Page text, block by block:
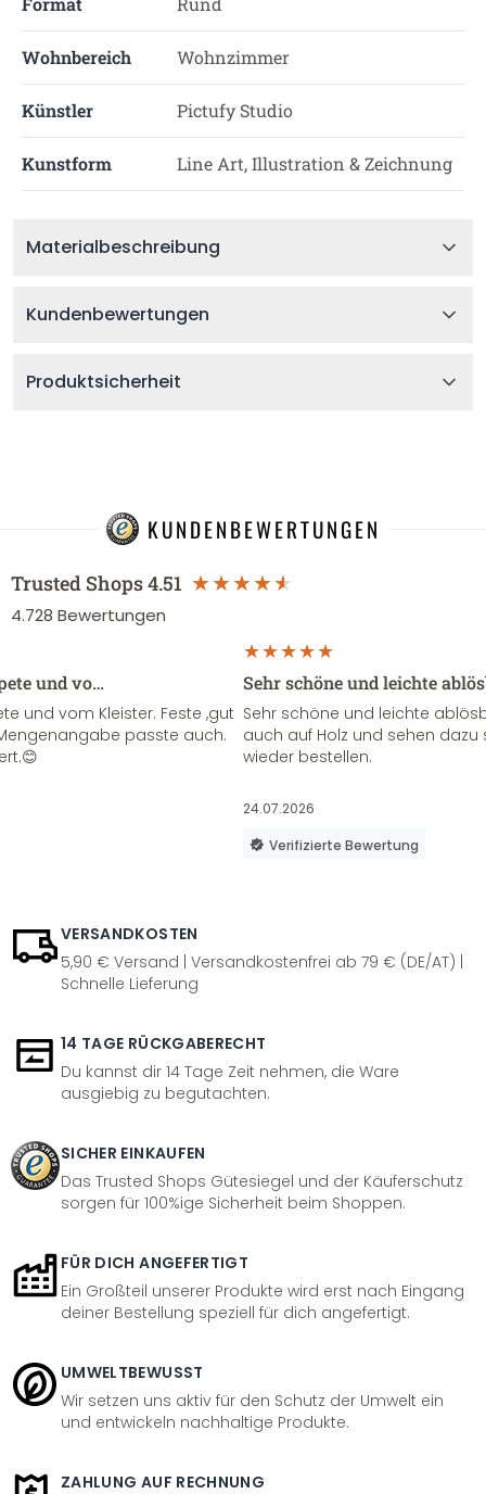
Wohnbereich Wohnzimmer
Künstler Pictufy Studio
Kunstform Line Art, Illustration & Zeichnung
Materialbeschreibung
Kundenbewertungen
Produktsicherheit
KUNDENBEWERTUNGEN
Trusted Shops4.51
4.728 Bewertungen
und vo…
und vom Kleister. Feste ,gut
passte auch.
Sehr schöne und leichte
Sehr schöne und leichte
auch auf Holz und sehen
wieder bestellen.
24.07.2026
Verifizierte Bewertung
VERSANDKOSTEN
5,90 € Versand | Versandkostenfrei ab 79 € (DE/AT) |
Schnelle Lieferung
14 TAGE RÜCKGABERECHT
Du kannst dir 14 Tage Zeit nehmen, die Ware
ausgiebig zu begutachten.
SICHER EINKAUFEN
Das Trusted Shops Gütesiegel und der Käuferschutz
sorgen für 100%ige Sicherheit beim Shoppen.
FÜR DICH ANGEFERTIGT
Ein Großteil unserer Produkte wird erst nach Eingang
deiner Bestellung speziell für dich angefertigt.
UMWELTBEWUSST
Wir setzen uns aktiv für den Schutz der Umwelt ein
und entwickeln nachhaltige Produkte.
ZAHLUNG AUF RECHNUNG